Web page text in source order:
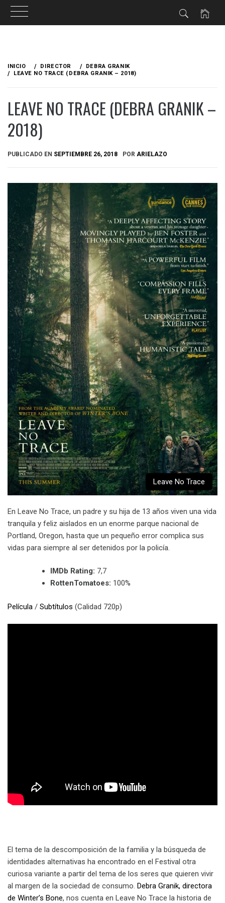
contenido
INICIO DIRECTOR
DEBRA GRANIK
LEAVE NO TRACE (DEBRA GRANIK – 2018)
LEAVE NO TRACE (DEBRA GRANIK –
2018)
PUBLICADO EN SEPTIEMBRE 26, 2018 POR ARIELAZO
Leave No Trace
En Leave No Trace, un padre y su hija de 13 años viven una vida
tranquila y feliz aislados en un enorme parque nacional de
Portland, Oregon, hasta que un pequeño error complica sus
vidas para siempre al ser detenidos por la policía.
IMDb Rating: 7,7
RottenTomatoes: 100%
Película / Subtítulos (Calidad 720p)
El tema de la descomposición de la familia y la búsqueda de
identidades alternativas ha encontrado en el Festival otra
curiosa variante a partir del tema de los seres que quieren vivir
al margen de la sociedad de consumo. Debra Granik, directora
de Winter’s Bone, nos cuenta en Leave No Trace la historia de